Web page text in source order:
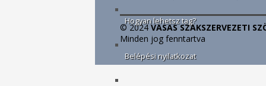
Hogyan lehetsz tag?
Belépési nyilatkozat
© 2024VASAS SZAKSZERVEZETI
Minden jog fenntartva